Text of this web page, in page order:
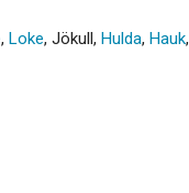
, Loke, Jökull, Hulda, Hauk,